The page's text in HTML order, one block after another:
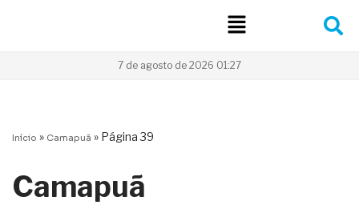
7 de agosto de 2026 01:27
Início » Camapuã » Página 39
Camapuã